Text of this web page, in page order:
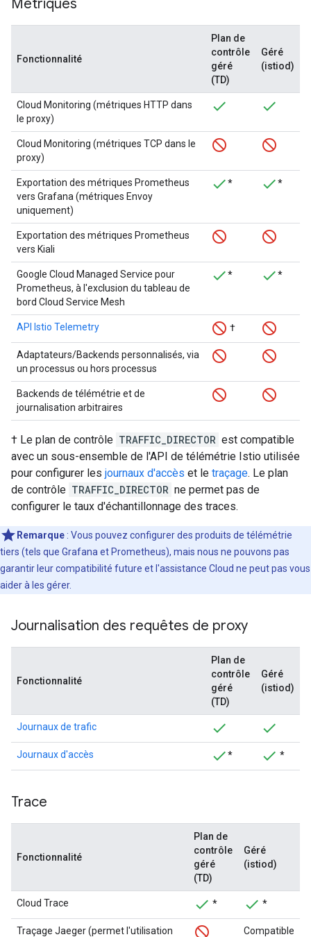
Métriques
Fonctionnalité
Plan de
contrôle
géré
(TD)
Géré
(istiod)
Cloud Monitoring (métriques HTTP dans
le proxy)
Cloud Monitoring (métriques TCP dans le
proxy)
Exportation des métriques Prometheus
vers Grafana (métriques Envoy
uniquement)
* *
Exportation des métriques Prometheus
vers Kiali
Google Cloud Managed Service pour
Prometheus, à l'exclusion du tableau de
bord Cloud Service Mesh
* *
API Istio Telemetry †
Adaptateurs/Backends personnalisés, via
un processus ou hors processus
Backends de télémétrie et de
journalisation arbitraires
† Le plan de contrôle TRAFFIC_DIRECTOR est compatible
avec un sous-ensemble de l'API de télémétrie Istio utilisée
pour configurer les journaux d'accès et le traçage. Le plan
de contrôle TRAFFIC_DIRECTOR ne permet pas de
configurer le taux d'échantillonnage des traces.
Remarque : Vous pouvez configurer des produits de télémétrie
tiers (tels que Grafana et Prometheus), mais nous ne pouvons pas
garantir leur compatibilité future et l'assistance Cloud ne peut pas vous
aider à les gérer.
Journalisation des requêtes de proxy
Fonctionnalité
Plan de
contrôle
géré
(TD)
Géré
(istiod)
Journaux de trafic
Journaux d'accès * *
Trace
Fonctionnalité
Plan de
contrôle
géré
(TD)
Géré
(istiod)
Cloud Trace * *
Traçage Jaeger (permet l'utilisation
Compatible